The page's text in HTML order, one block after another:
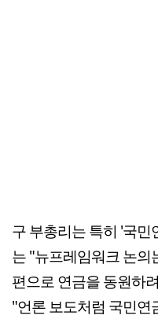
구 부총리는 특히 '국
는 "뉴프레임워크 논의
편으로 연금을 동원하
"언론 보도처럼 국민연